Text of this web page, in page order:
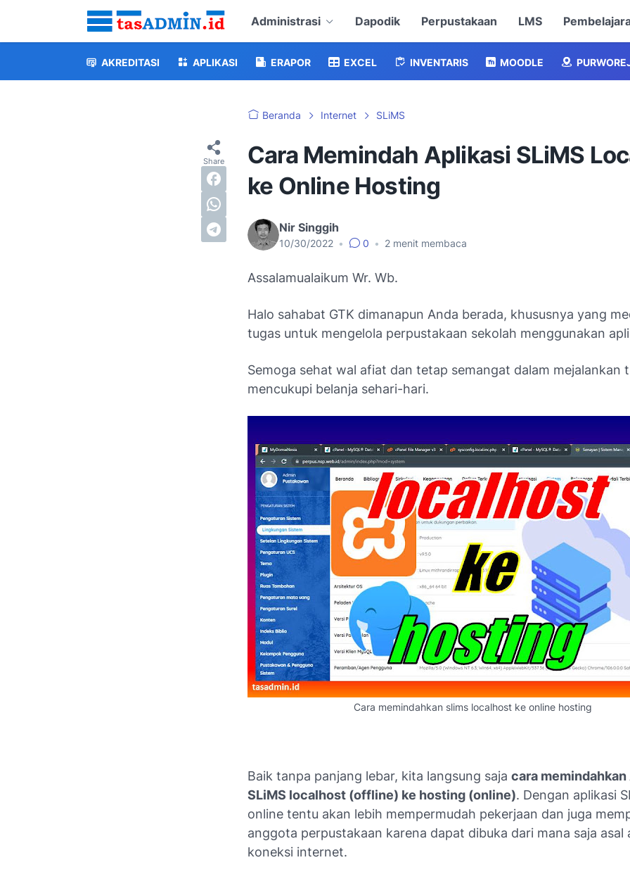
Administrasi Dapodik Perpustakaan LMS
AKREDITASI APLIKASI ERAPOR EXCEL INVENTARIS MOODLE
Beranda Internet SLiMS
Cara Memindah Aplikasi SLiMS
ke Online Hosting
Nir Singgih
10/30/2022 • 0 • 2 menit membaca
Assalamualaikum Wr. Wb.
Halo sahabat GTK dimanapun Anda berada, khususnya yang
tugas untuk mengelola perpustakaan sekolah menggunakan
Semoga sehat wal afiat dan tetap semangat dalam mejalankan
mencukupi belanja sehari-hari.
Cara memindahkan slims localhost ke online hosting
Baik tanpa panjang lebar, kita langsung saja cara
SLiMS localhost (offline) ke hosting (online). Dengan aplikasi
online tentu akan lebih mempermudah pekerjaan dan juga
anggota perpustakaan karena dapat dibuka dari mana saja asal
koneksi internet.